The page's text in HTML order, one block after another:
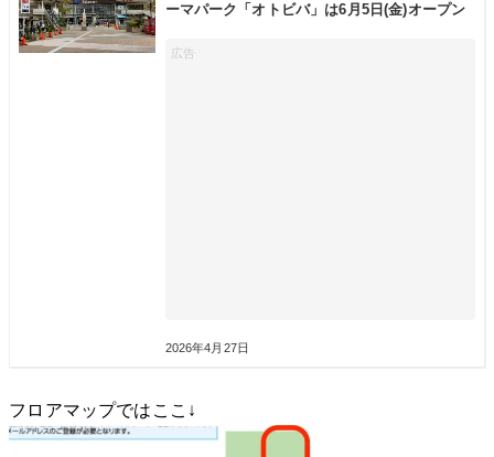
ーマパーク「オトビバ」は6月5日(金)オープン
2026年4月27日
フロアマップではここ↓